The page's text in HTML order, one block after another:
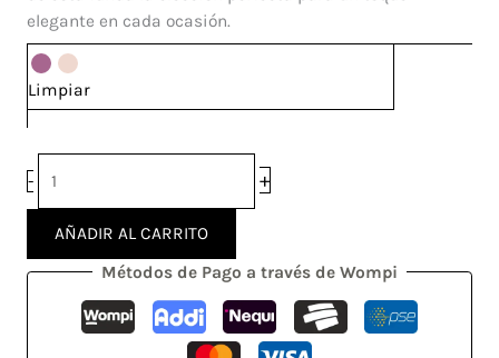
elegante en cada ocasión.
Limpiar
-
C
cantidad
+
AÑADIR AL CARRITO
Métodos de Pago a través de Wompi